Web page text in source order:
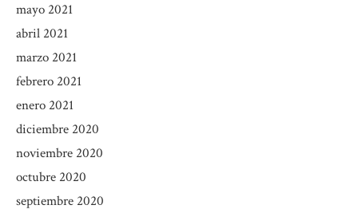
mayo 2021
abril 2021
marzo 2021
febrero 2021
enero 2021
diciembre 2020
noviembre 2020
octubre 2020
septiembre 2020